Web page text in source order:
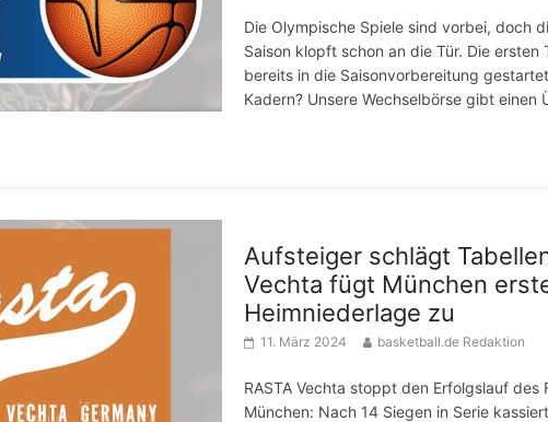
Die Olympische Spiele sind vorbei, doch
Saison klopft schon an die Tür. Die ersten
bereits in die Saisonvorbereitung
Kadern? Unsere Wechselbörse gibt einen
Aufsteiger schlägt
Vechta fügt München
Heimniederlage zu
11. März 2024 basketball.de Redaktion
RASTA Vechta stoppt den Erfolgslauf des
München: Nach 14 Siegen in Serie